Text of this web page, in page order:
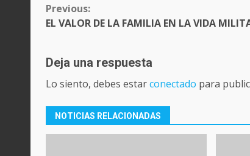
CONTINUE
READING
Previous:
EL VALOR DE LA FAMILIA EN LA VIDA
Deja una respuesta
Lo siento, debes estarconectado para
NOTICIAS RELACIONADAS